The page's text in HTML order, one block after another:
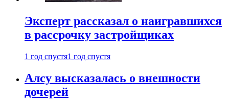
Эксперт рассказал о наигравшихся
в рассрочку застройщиках
1 год спустя1 год спустя
Алсу высказалась о внешности
дочерей